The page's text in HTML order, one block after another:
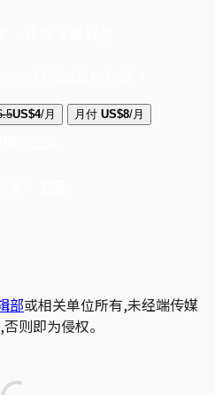
US$4/月 月付 US$8/月
部或相关单位所有,未经端传媒
则即为侵权。